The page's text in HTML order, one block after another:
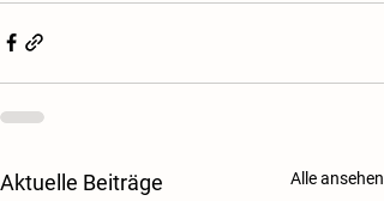
Aktuelle Beiträge Alle ansehen